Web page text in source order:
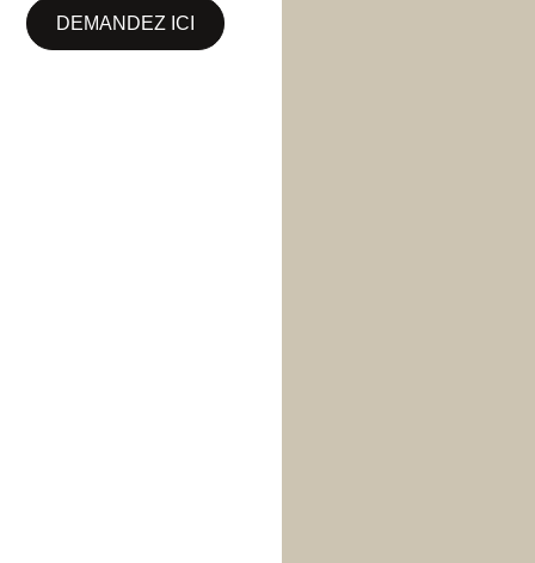
DEMANDEZ ICI